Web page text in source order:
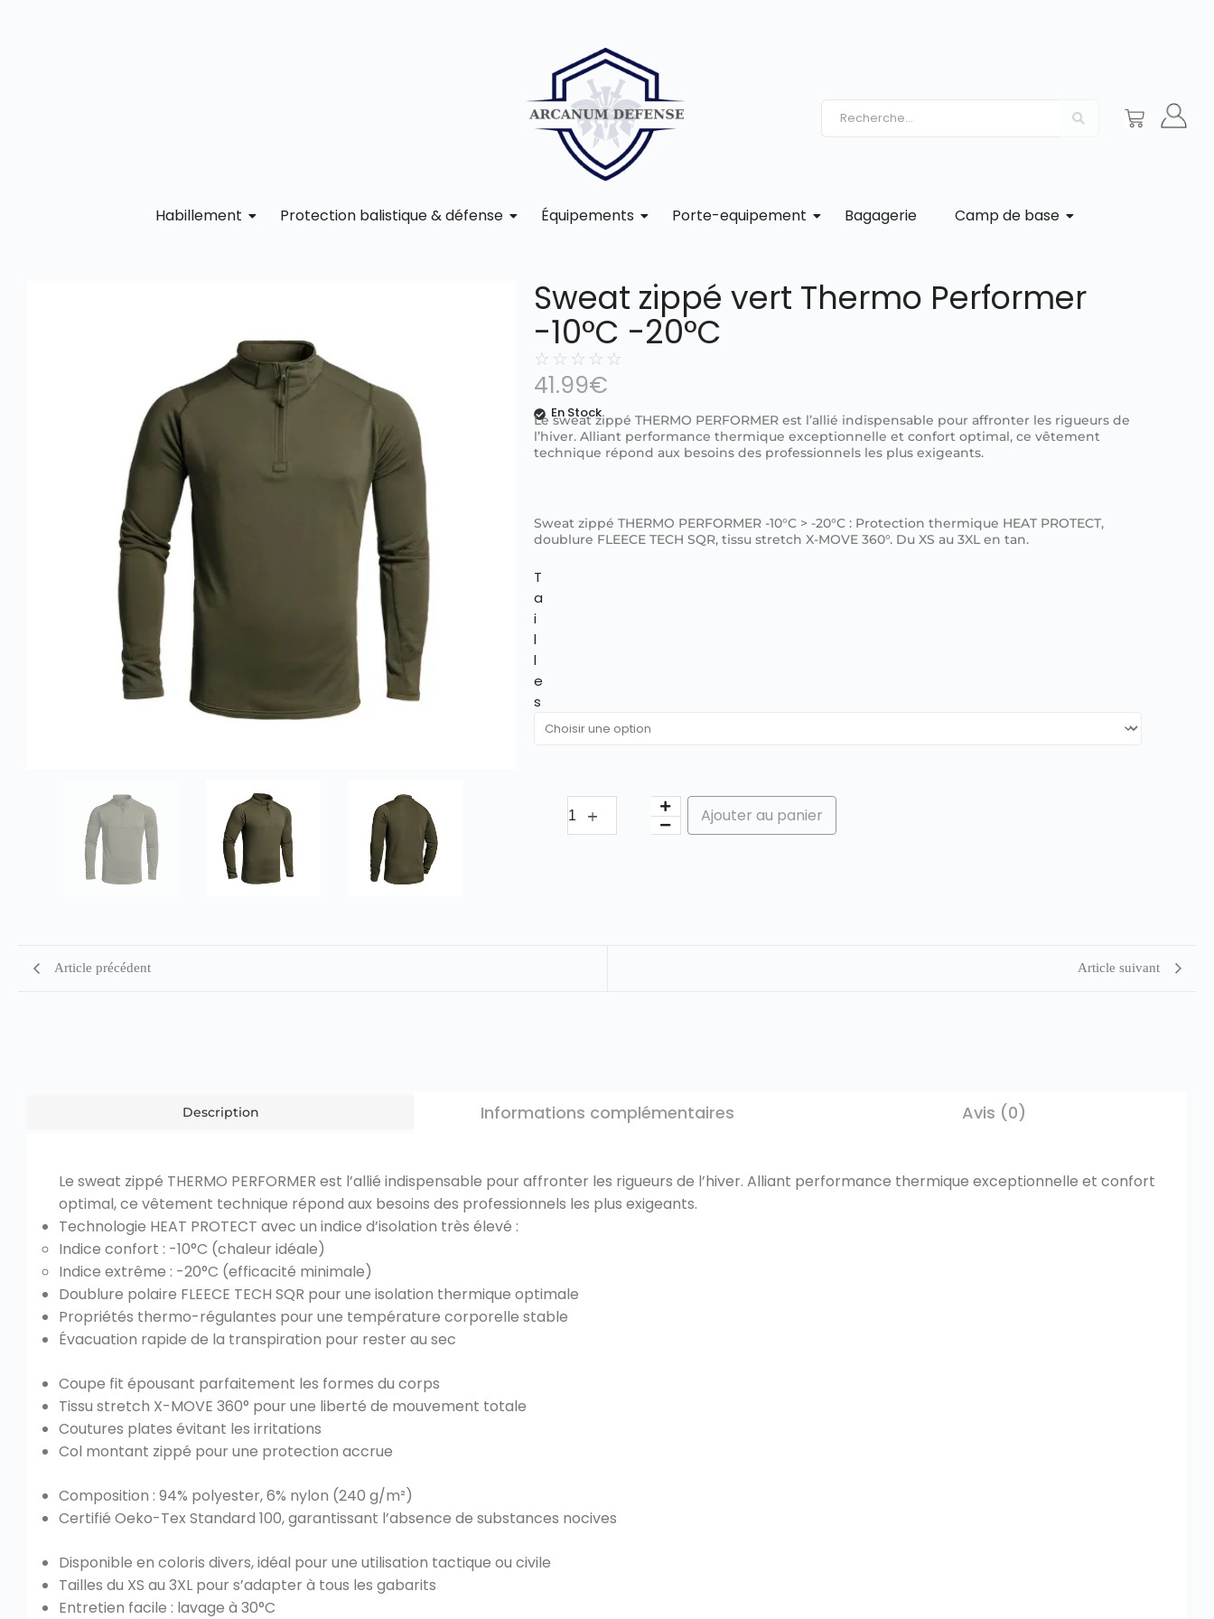
Habillement Protection balistique & défense Équipements Porte-equipement Bagagerie Camp de base
Sweat zippé vert Thermo Performer
-10°C -20°C
☆ ☆ ☆ ☆ ☆
41.99€
En Stock
Le sweat zippé THERMO PERFORMER est l’allié indispensable pour affronter les rigueurs de
l’hiver. Alliant performance thermique exceptionnelle et confort optimal, ce vêtement
technique répond aux besoins des professionnels les plus exigeants.
Sweat zippé THERMO PERFORMER -10°C > -20°C : Protection thermique HEAT PROTECT,
doublure FLEECE TECH SQR, tissu stretch X-MOVE 360°. Du XS au 3XL en tan.
T
a
i
l
l
e
s
Ajouter au panier
Article précédent Article suivant
Description Informations complémentaires Avis (0)
Le sweat zippé THERMO PERFORMER est l’allié indispensable pour affronter les rigueurs de l’hiver. Alliant performance thermique exceptionnelle et confort
optimal, ce vêtement technique répond aux besoins des professionnels les plus exigeants.
Technologie HEAT PROTECT avec un indice d’isolation très élevé :
Indice confort : -10°C (chaleur idéale)
Indice extrême : -20°C (efficacité minimale)
Doublure polaire FLEECE TECH SQR pour une isolation thermique optimale
Propriétés thermo-régulantes pour une température corporelle stable
Évacuation rapide de la transpiration pour rester au sec
Coupe fit épousant parfaitement les formes du corps
Tissu stretch X-MOVE 360° pour une liberté de mouvement totale
Coutures plates évitant les irritations
Col montant zippé pour une protection accrue
Composition : 94% polyester, 6% nylon (240 g/m²)
Certifié Oeko-Tex Standard 100, garantissant l’absence de substances nocives
Disponible en coloris divers, idéal pour une utilisation tactique ou civile
Tailles du XS au 3XL pour s’adapter à tous les gabarits
Entretien facile : lavage à 30°C